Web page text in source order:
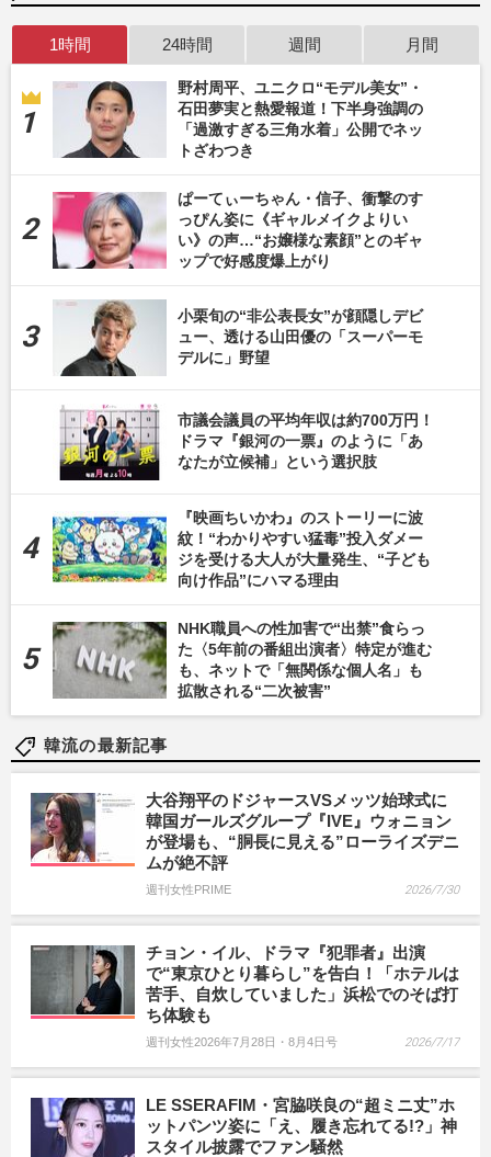
1時間 24時間 週間 月間
野村周平、ユニクロ“モデル美女”・
石田夢実と熱愛報道！下半身強調の
「過激すぎる三角水着」公開でネッ
トざわつき
ぱーてぃーちゃん・信子、衝撃のす
っぴん姿に《ギャルメイクよりい
い》の声…“お嬢様な素顔”とのギャ
ップで好感度爆上がり
小栗旬の“非公表長女”が顔隠しデビ
ュー、透ける山田優の「スーパーモ
デルに」野望
市議会議員の平均年収は約700万円！
ドラマ『銀河の一票』のように「あ
なたが立候補」という選択肢
『映画ちいかわ』のストーリーに波
紋！“わかりやすい猛毒”投入ダメー
ジを受ける大人が大量発生、“子ども
向け作品”にハマる理由
NHK職員への性加害で“出禁”食らっ
た〈5年前の番組出演者〉特定が進む
も、ネットで「無関係な個人名」も
拡散される“二次被害”
韓流の最新記事
大谷翔平のドジャースVSメッツ始球式に
韓国ガールズグループ『IVE』ウォニョン
が登場も、“胴長に見える”ローライズデニ
ムが絶不評
週刊女性PRIME 2026/7/30
チョン・イル、ドラマ『犯罪者』出演
で“東京ひとり暮らし”を告白！「ホテルは
苦手、自炊していました」浜松でのそば打
ち体験も
週刊女性2026年7月28日・8月4日号 2026/7/17
LE SSERAFIM・宮脇咲良の“超ミニ丈”ホ
ットパンツ姿に「え、履き忘れてる!?」神
スタイル披露でファン騒然